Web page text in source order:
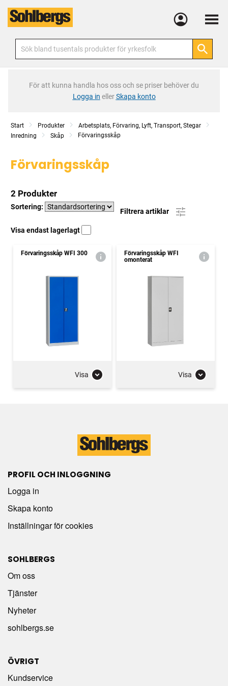
Meny
För att kunna handla hos oss och se priser behöver du
Logga in ellerSkapa konto
Start Produkter
Arbetsplats, Förvaring, Lyft, Transport, Stegar
Inredning
Skåp Förvaringsskåp
Förvaringsskåp
2 Produkter
Sortering:
Filtrera artiklar
Visa endast lagerlagt
Förvaringsskåp WFI 300
Visa
Förvaringsskåp WFI
omonterat
Visa
PROFIL OCH INLOGGNING
Logga in
Skapa konto
Inställningar för cookies
SOHLBERGS
Om oss
Tjänster
Nyheter
sohlbergs.se
ÖVRIGT
Kundservice